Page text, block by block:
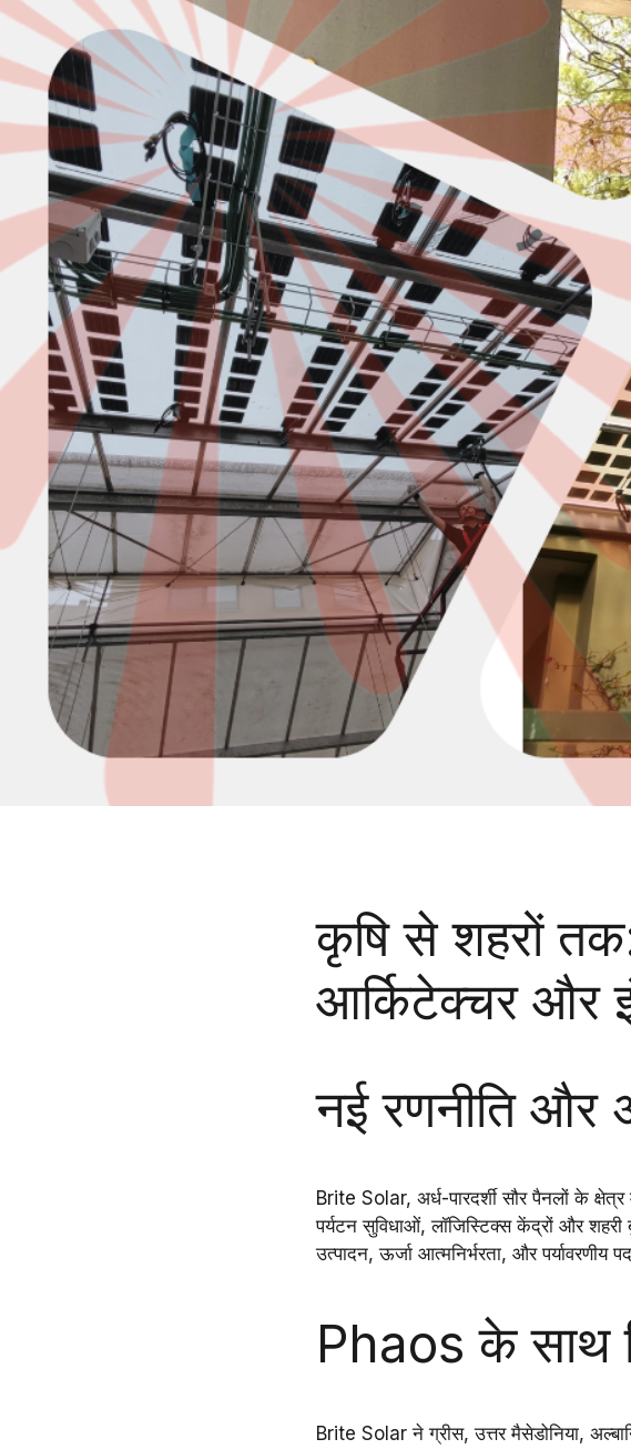
कृषि से शहरों
आर्किटेक्चर और
नई रणनीति और
Brite Solar,अर्ध-पारदर्शी सौर पैनलों के
पर्यटन सुविधाओं, लॉजिस्टिक्स केंद्रों और शहरी
उत्पादन,ऊर्जा आत्मनिर्भरता, औरपर्यावरणीय
Phaos के साथ
Brite Solar नेग्रीस, उत्तर मैसेडोनिया,